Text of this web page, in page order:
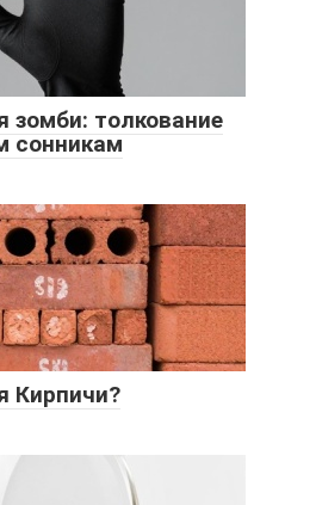
зомби: толкование
сонникам
Кирпичи?